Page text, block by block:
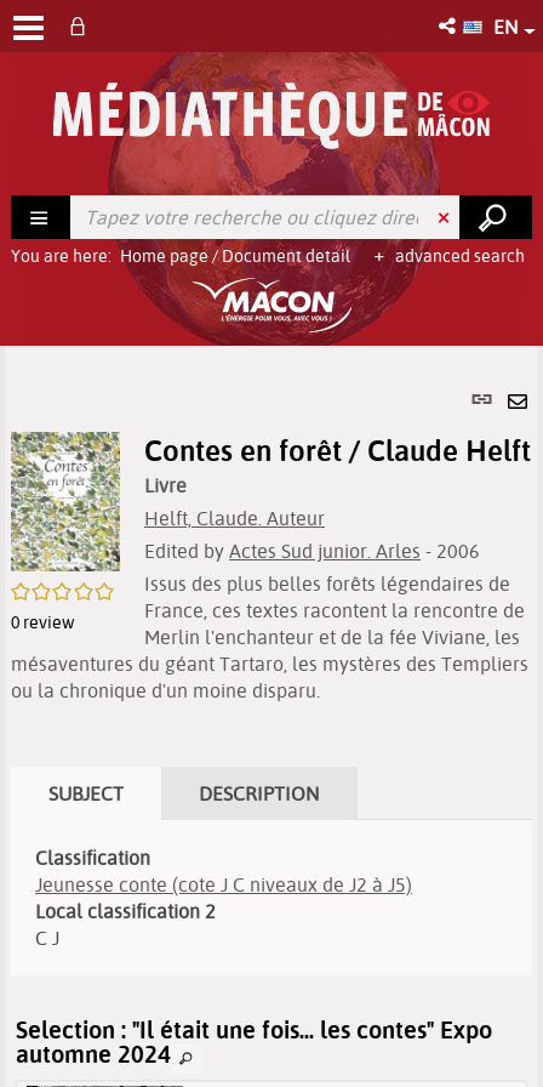
EN
advanced search
You are here: Home page/Document detail
link
by
/5
0 review
Contes en forêt / Claude Helft
Livre
Helft, Claude. Auteur
Edited by Actes Sud junior. Arles - 2006
Issus des plus belles forêts légendaires de
France, ces textes racontent la rencontre de
Merlin l'enchanteur et de la fée Viviane, les
mésaventures du géant Tartaro, les mystères des Templiers
ou la chronique d'un moine disparu.
SUBJECT DESCRIPTION
Classification
Jeunesse conte (cote J C niveaux de J2 à J5)
Local classification 2
C J
Selection : "Il était une fois... les contes" Expo
automne 2024